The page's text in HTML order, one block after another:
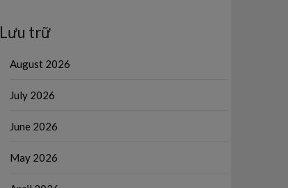
Lưu trữ
August 2026
July 2026
June 2026
May 2026